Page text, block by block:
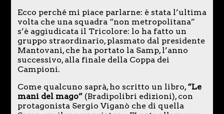
Ecco perché mi piace parlarne: è stata l’ultima
volta che una squadra “non metropolitana”
s’è aggiudicata il Tricolore: lo ha fatto un
gruppo straordinario, plasmato dal presidente
Mantovani, che ha portato la Samp, l’anno
successivo, alla finale della Coppa dei
Campioni.
Come qualcuno saprà, ho scritto un libro,“Le
mani del mago” (Bradipolibri edizioni), con
protagonista Sergio Viganò che di quella